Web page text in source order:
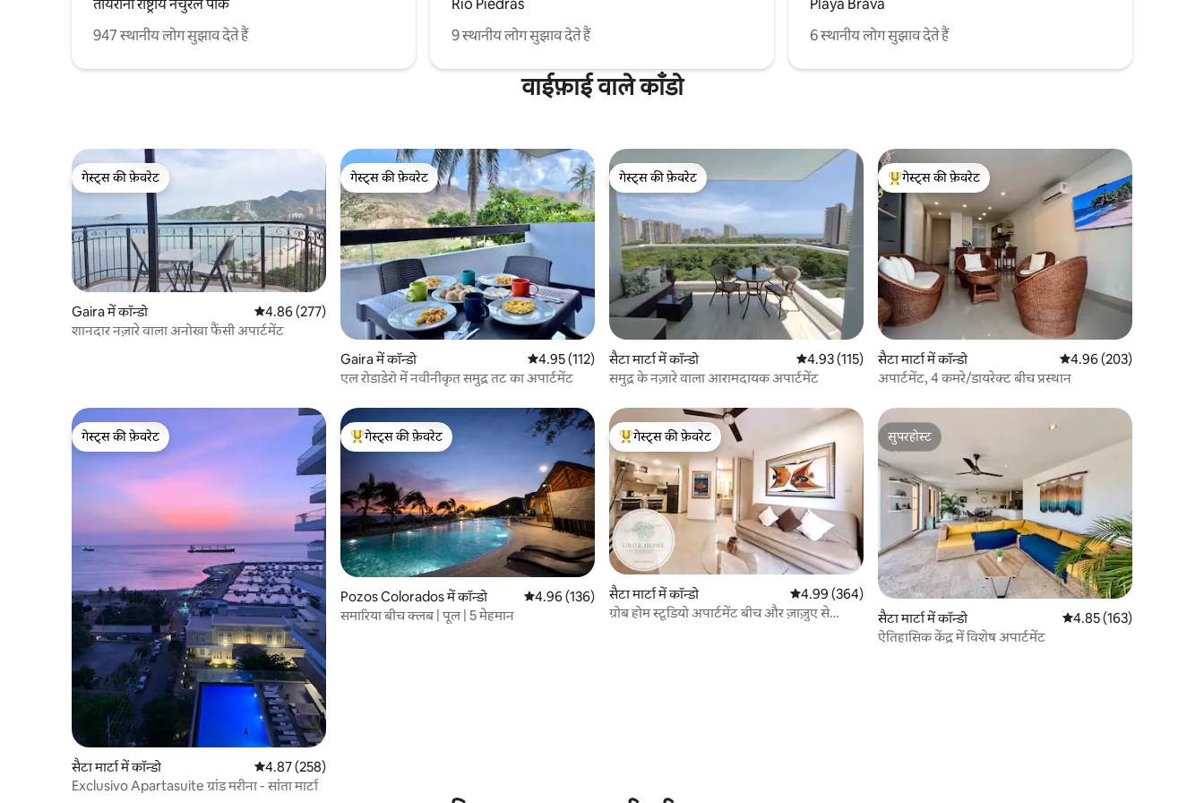
तायरोना राष्ट्रीय नेचुरल पार्क
947 स्थानीय लोग सुझाव देते हैं
Río Piedras
9 स्थानीय लोग सुझाव देते हैं
Playa Brava
6 स्थानीय लोग सुझाव देते हैं
वाईफ़ाई वाले काँडो
गेस्ट्स की फ़ेवरेट
गेस्ट्स की फ़ेवरेट
Gaira में कॉन्डो औसत रेटिंग 5 में से 4.86, 277 समीक्षाएँ
4.86 (277)
शानदार नज़ारे वाला अनोखा फैंसी अपार्टमेंट
गेस्ट्स की फ़ेवरेट
गेस्ट्स की फ़ेवरेट
Gaira में कॉन्डो औसत रेटिंग 5 में से 4.95, 112 समीक्षाएँ
4.95 (112)
एल रोडाडेरो में नवीनीकृत समुद्र तट का अपार्टमेंट
गेस्ट्स की फ़ेवरेट
गेस्ट्स की फ़ेवरेट
सैटा मार्टा में कॉन्डो औसत रेटिंग 5 में से 4.93, 115 समीक्षाएँ
4.93 (115)
समुद्र के नज़ारे वाला आरामदायक अपार्टमेंट
गेस्ट्स का टॉप फ़ेवरेट
गेस्ट्स की फ़ेवरेट
सैटा मार्टा में कॉन्डो औसत रेटिंग 5 में से 4.96,
4.96 (203)
अपार्टमेंट, 4 कमरे/डायरेक्ट बीच प्रस्थान
गेस्ट्स की फ़ेवरेट
गेस्ट्स की फ़ेवरेट
सैटा मार्टा में कॉन्डो औसत रेटिंग 5 में से 4.87, 258 समीक्षाएँ
4.87 (258)
Exclusivo Apartasuite ग्रांड मरीना - सांता मार्टा
गेस्ट्स का टॉप फ़ेवरेट
गेस्ट्स की फ़ेवरेट
Pozos Colorados में कॉन्डो औसत रेटिंग 5 में से 4.96, 136 समीक्षाएँ
4.96 (136)
समारिया बीच क्लब | पूल | 5 मेहमान
गेस्ट्स का टॉप फ़ेवरेट
गेस्ट्स की फ़ेवरेट
सैटा मार्टा में कॉन्डो औसत रेटिंग 5 में से 4.99, 364 समीक्षाएँ
4.99 (364)
ग्रोब होम स्टूडियो अपार्टमेंट बीच और ज़ाज़ुए से
सुपरहोस्ट
सुपरहोस्ट
सैटा मार्टा में कॉन्डो औसत रेटिंग 5 में से 4.85,
4.85 (163)
ऐतिहासिक केंद्र में विशेष अपार्टमेंट